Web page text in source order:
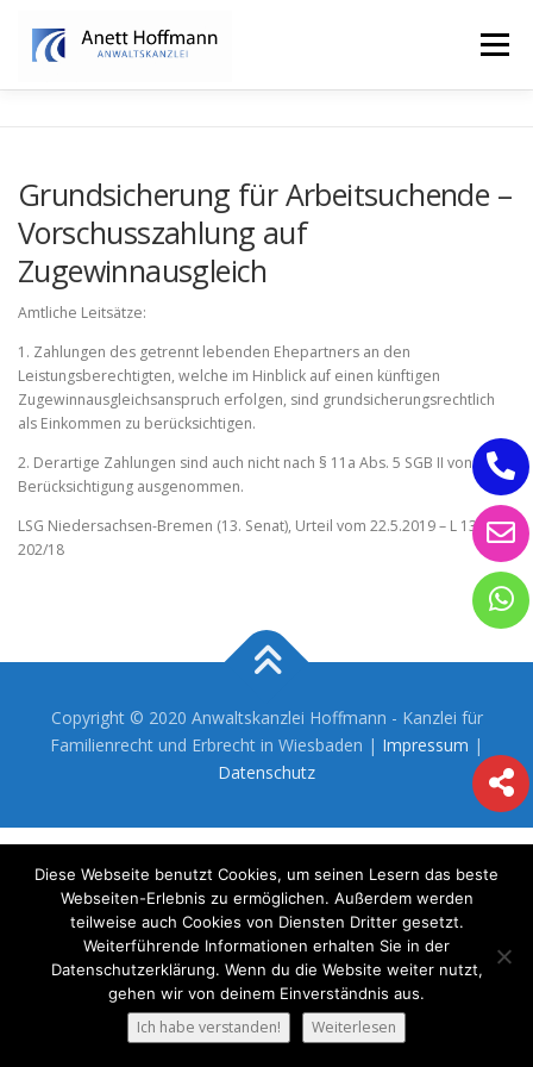
Inhalt
springen
Menü
ERBRECHT
Grundsicherung für Arbeitsuchende –
Vorschusszahlung auf
Zugewinnausgleich
Amtliche Leitsätze:
1. Zahlungen des getrennt lebenden Ehepartners an den
Leistungsberechtigten, welche im Hinblick auf einen künftigen
Zugewinnausgleichsanspruch erfolgen, sind grundsicherungsrechtlich
als Einkommen zu berücksichtigen.
2. Derartige Zahlungen sind auch nicht nach § 11a Abs. 5 SGB II von der
Berücksichtigung ausgenommen.
LSG Niedersachsen-Bremen (13. Senat), Urteil vom 22.5.2019 – L 13 AS
202/18
Copyright © 2020 Anwaltskanzlei Hoffmann - Kanzlei für
Familienrecht und Erbrecht in Wiesbaden | Impressum |
Datenschutz
Diese Webseite benutzt Cookies, um seinen Lesern das beste
Webseiten-Erlebnis zu ermöglichen. Außerdem werden
teilweise auch Cookies von Diensten Dritter gesetzt.
Weiterführende Informationen erhalten Sie in der
Datenschutzerklärung. Wenn du die Website weiter nutzt,
gehen wir von deinem Einverständnis aus.
Ich habe verstanden! Weiterlesen